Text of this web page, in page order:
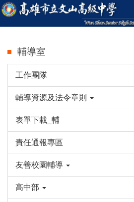
跳
到
內
輔導室
工作團隊
輔導資源及法令章則
表單下載_輔
責任通報專區
友善校園輔導
高中部